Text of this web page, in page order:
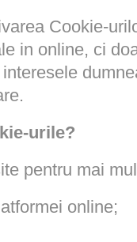
Cookie-
in online, ci
urile?
pentru mai
online;